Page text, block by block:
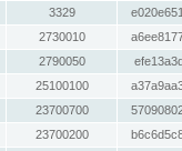
3329
2730010
2790050
25100100
23700700
23700200